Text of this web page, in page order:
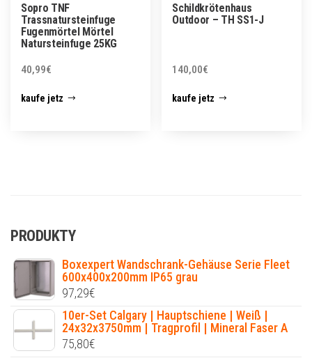
Sopro TNF
Trassnatursteinfuge
Fugenmörtel Mörtel
Natursteinfuge 25KG
40,99€
kaufe jetz
Schildkrötenhaus
Outdoor – TH SS1-J
140,00€
kaufe jetz
PRODUKTY
Boxexpert Wandschrank-Gehäuse Serie Fleet
600x400x200mm IP65 grau
97,29€
10er-Set Calgary | Hauptschiene | Weiß |
24x32x3750mm | Tragprofil | Mineral Faser A
75,80€